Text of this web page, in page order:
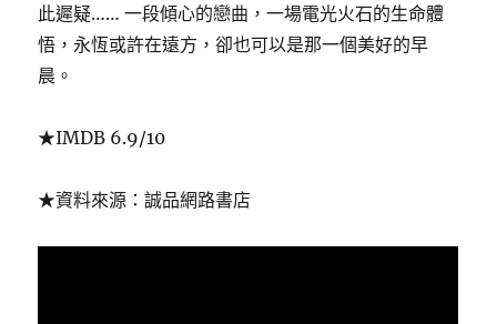
此遲疑…… 一段傾心的戀曲，一場電光火石的生命體
悟，永恆或許在遠方，卻也可以是那一個美好的早
晨。
★IMDB 6.9/10
★資料來源：誠品網路書店